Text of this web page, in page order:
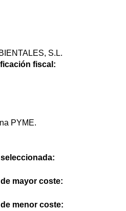
S.L.
fiscal:
PYME.
mayor coste:
menor coste: